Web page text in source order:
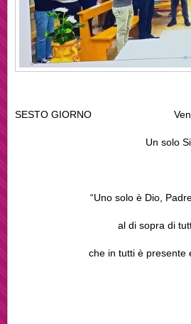
SESTO GIORNO Venerdi
Un solo Signore
“Uno solo è Dio,
al di sopra di
che in tutti è presente